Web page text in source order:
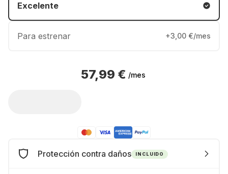
Excelente
Para estrenar +3,00 €/mes
57,99 € /mes
Protección contra daños INCLUIDO